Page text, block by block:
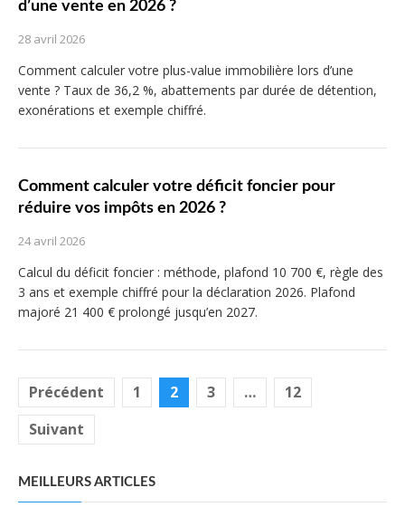
d’une vente en 2026 ?
28 avril 2026
Comment calculer votre plus-value immobilière lors d’une
vente ? Taux de 36,2 %, abattements par durée de détention,
exonérations et exemple chiffré.
Comment calculer votre déficit foncier pour
réduire vos impôts en 2026 ?
24 avril 2026
Calcul du déficit foncier : méthode, plafond 10 700 €, règle des
3 ans et exemple chiffré pour la déclaration 2026. Plafond
majoré 21 400 € prolongé jusqu’en 2027.
Pagination
des
publications
Précédent 1 2 3 …
12
Suivant
MEILLEURS ARTICLES